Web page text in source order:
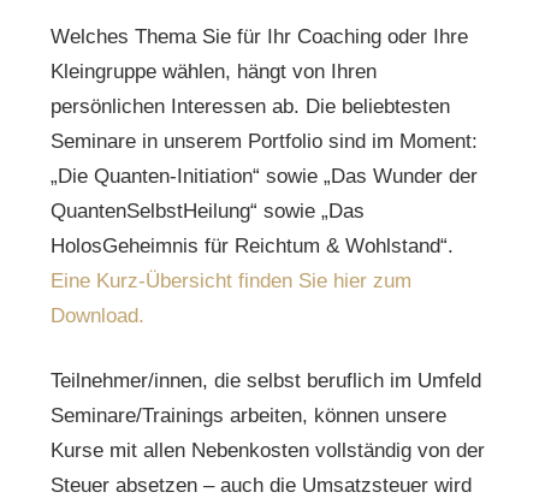
Welches Thema Sie für Ihr Coaching oder Ihre
Kleingruppe wählen, hängt von Ihren
persönlichen Interessen ab. Die beliebtesten
Seminare in unserem Portfolio sind im Moment:
„Die Quanten-Initiation“ sowie „Das Wunder der
QuantenSelbstHeilung“ sowie „Das
HolosGeheimnis für Reichtum & Wohlstand“.
Eine Kurz-Übersicht finden Sie hier zum
Download.
Teilnehmer/innen, die selbst beruflich im Umfeld
Seminare/Trainings arbeiten, können unsere
Kurse mit allen Nebenkosten vollständig von der
Steuer absetzen – auch die Umsatzsteuer wird